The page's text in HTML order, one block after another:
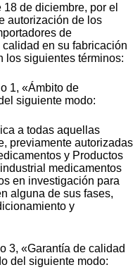
de diciembre, por el
autorización de los
de
en su fabricación
los siguientes términos:
1, «Ámbito de
siguiente modo:
a todas aquellas
previamente autorizadas
y Productos
medicamentos
en investigación para
alguna de sus fases,
y
3, «Garantía de calidad
del siguiente modo: